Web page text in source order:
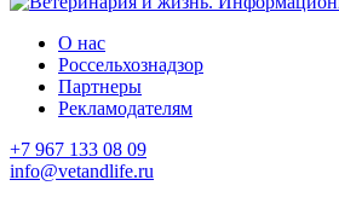
О нас
Россельхознадзор
Партнеры
Рекламодателям
+7 967 133 08 09
info@vetandlife.ru